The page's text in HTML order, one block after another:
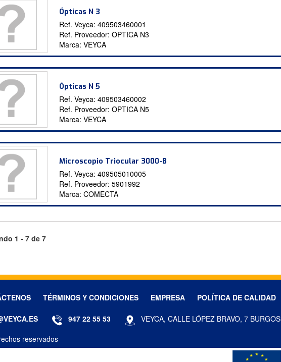
Ópticas N 3
Ref. Veyca:409503460001
Ref. Proveedor:OPTICA N3
Marca:VEYCA
Ópticas N 5
Ref. Veyca:409503460002
Ref. Proveedor:OPTICA N5
Marca:VEYCA
Microscopio Triocular 3000-B
Ref. Veyca:409505010005
Ref. Proveedor:5901992
Marca:COMECTA
1 - 7 de 7
TÉRMINOS Y CONDICIONES EMPRESA POLÍTICA DE CALIDAD
reservados
947 22 55 53 VEYCA, CALLE LÓPEZ BRAVO, 7 BURGOS